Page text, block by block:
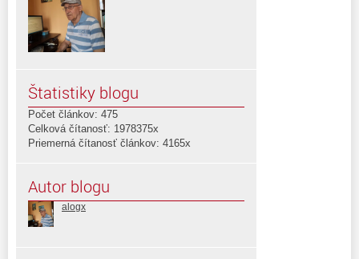
Štatistiky blogu
Počet článkov: 475
Celková čítanosť: 1978375x
Priemerná čítanosť článkov: 4165x
Autor blogu
alogx